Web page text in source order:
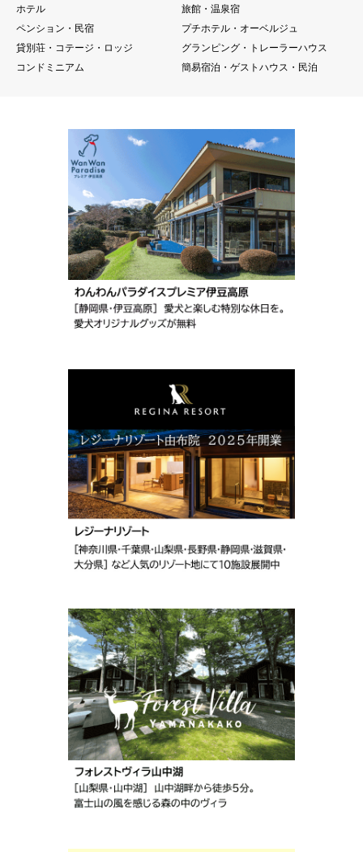
ホテル
旅館・温泉宿
ペンション・民宿
プチホテル・オーベルジュ
貸別荘・コテージ・ロッジ
グランピング・トレーラーハウス
コンドミニアム
簡易宿泊・ゲストハウス・民泊